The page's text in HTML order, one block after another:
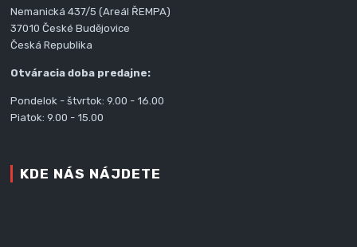
Nemanická 437/5 (Areál ŘEMPA)
37010 České Budějovice
Česká Republika
Otváracia doba predajne:
Pondelok - štvrtok: 9.00 - 16.00
Piatok: 9.00 - 15.00
KDE NÁS NÁJDETE